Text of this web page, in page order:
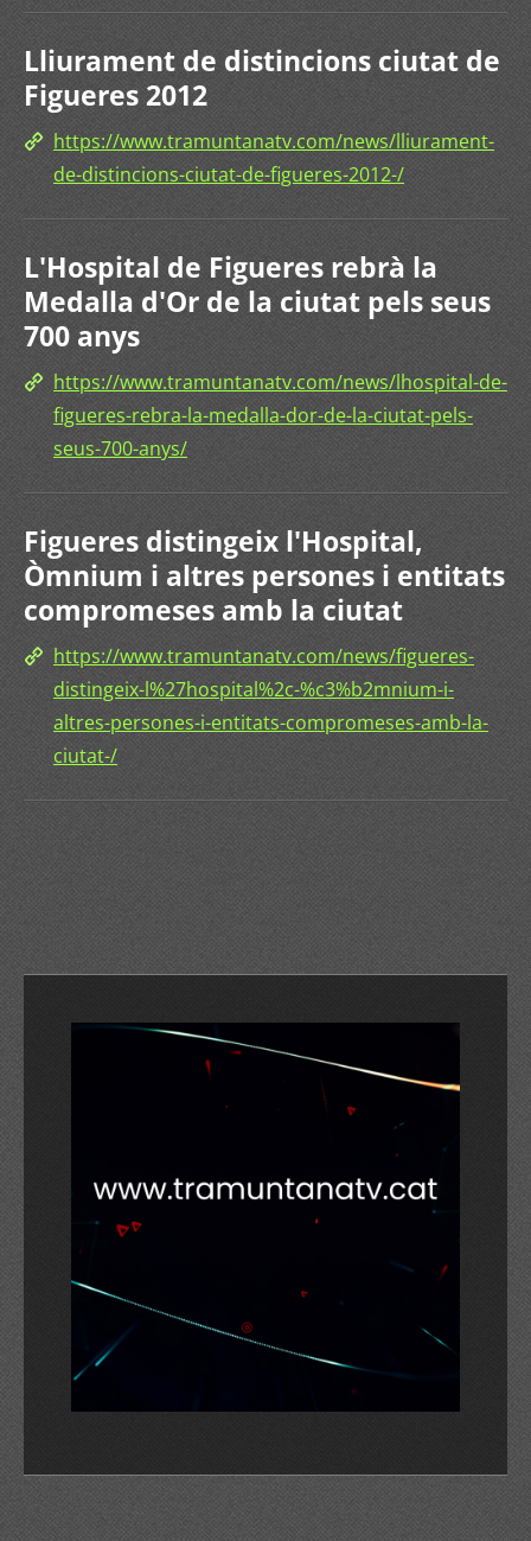
Lliurament de distincions ciutat de
Figueres 2012
https://www.tramuntanatv.com/news/lliurament-
de-distincions-ciutat-de-figueres-2012-/
L'Hospital de Figueres rebrà la
Medalla d'Or de la ciutat pels seus
700 anys
https://www.tramuntanatv.com/news/lhospital-de-
figueres-rebra-la-medalla-dor-de-la-ciutat-pels-
seus-700-anys/
Figueres distingeix l'Hospital,
Òmnium i altres persones i entitats
compromeses amb la ciutat
https://www.tramuntanatv.com/news/figueres-
distingeix-l%27hospital%2c-%c3%b2mnium-i-
altres-persones-i-entitats-compromeses-amb-la-
ciutat-/